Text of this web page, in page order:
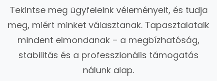
Tekintse meg ügyfeleink véleményeit, és tudja
meg, miért minket választanak. Tapasztalataik
mindent elmondanak – a megbízhatóság,
stabilitás és a professzionális támogatás
nálunk alap.